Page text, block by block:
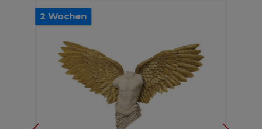
2 Wochen